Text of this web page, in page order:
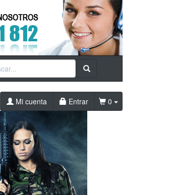
Mi cuenta Entrar 0